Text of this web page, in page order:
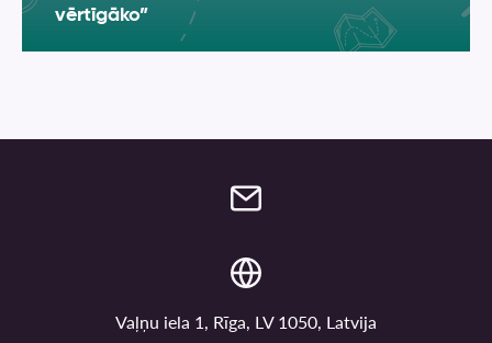
vērtīgāko”
Vaļņu iela 1, Rīga, LV 1050, Latvija